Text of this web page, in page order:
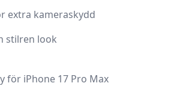
extra kameraskydd
stilren look
för iPhone 17 Pro Max